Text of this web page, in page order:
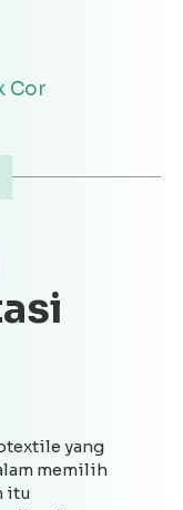
Cor
yang
memilih
itu